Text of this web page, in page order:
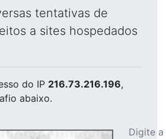
tentativas de
a sites hospedados
do IP 216.73.216.196,
abaixo.
Digite